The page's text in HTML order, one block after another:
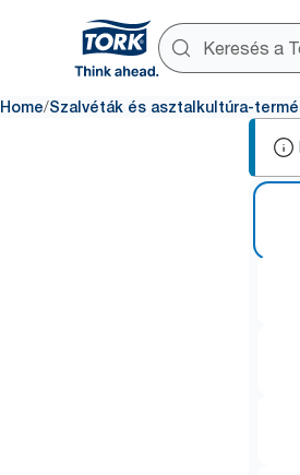
Home/Szalvéták és asztalkultúra-